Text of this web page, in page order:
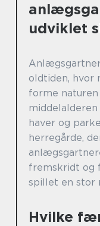
udviklet
oldtiden, hvor
forme
haver og
herregårde,
fremskridt og
spillet en stor
Hvilke